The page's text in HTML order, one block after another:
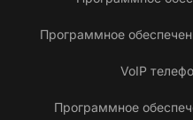
Программное
VoIP
Программное